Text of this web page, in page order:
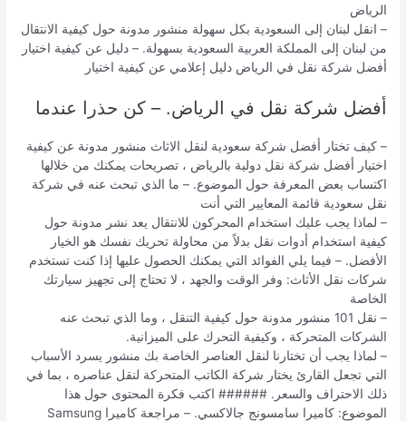
الرياض
– انقل لبنان إلى السعودية بكل سهولة منشور مدونة حول كيفية الانتقال
من لبنان إلى المملكة العربية السعودية بسهولة. – دليل عن كيفية اختيار
أفضل شركة نقل في الرياض دليل إعلامي عن كيفية اختيار
أفضل شركة نقل في الرياض. – كن حذرا عندما
– كيف تختار أفضل شركة سعودية لنقل الاثاث منشور مدونة عن كيفية
اختيار أفضل شركة نقل دولية بالرياض ، تصريحات يمكنك من خلالها
اكتساب بعض المعرفة حول الموضوع. – ما الذي تبحث عنه في شركة
نقل سعودية قائمة المعايير التي أنت
– لماذا يجب عليك استخدام المحركون للانتقال يعد نشر مدونة حول
كيفية استخدام أدوات نقل بدلاً من محاولة تحريك نفسك هو الخيار
الأفضل. – فيما يلي الفوائد التي يمكنك الحصول عليها إذا كنت تستخدم
شركات نقل الأثاث: وفر الوقت والجهد ، لا تحتاج إلى تجهيز سيارتك
الخاصة
– نقل 101 منشور مدونة حول كيفية التنقل ، وما الذي تبحث عنه
الشركات المتحركة ، وكيفية التحرك على الميزانية.
– لماذا يجب أن تختارنا لنقل العناصر الخاصة بك منشور يسرد الأسباب
التي تجعل القارئ يختار شركة الكاتب المتحركة لنقل عناصره ، بما في
ذلك الاحتراف والسعر. ###### اكتب فكرة المحتوى حول هذا
الموضوع: كاميرا سامسونج جالاكسي. – مراجعة كاميرا Samsung